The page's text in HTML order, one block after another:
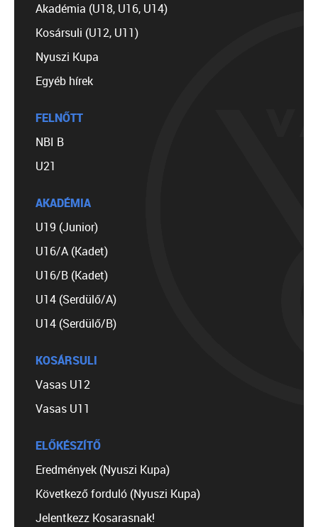
Akadémia (U18, U16, U14)
Kosársuli (U12, U11)
Nyuszi Kupa
Egyéb hírek
FELNŐTT
NBI B
U21
AKADÉMIA
U19 (Junior)
U16/A (Kadet)
U16/B (Kadet)
U14 (Serdülő/A)
U14 (Serdülő/B)
KOSÁRSULI
Vasas U12
Vasas U11
ELŐKÉSZÍTŐ
Eredmények (Nyuszi Kupa)
Következő forduló (Nyuszi Kupa)
Jelentkezz Kosarasnak!